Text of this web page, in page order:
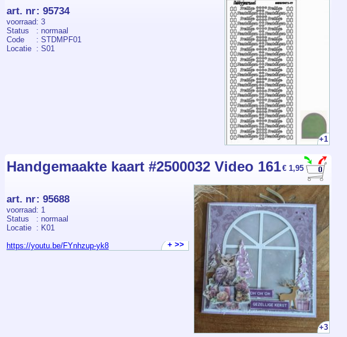
+1
art. nr: 95734
voorraad: 3
Status
: normaal
Code
: STDMPF01
Locatie
: S01
€ 1,95
Handgemaakte kaart #2500032 Video 161
+3
art. nr: 95688
voorraad: 1
Status
: normaal
Locatie
: K01
https://youtu.be/FYnhzup-yk8
+ >>